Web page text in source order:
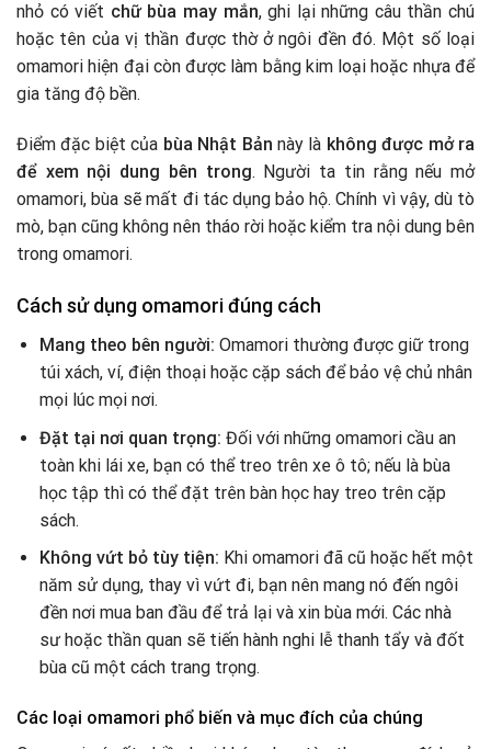
nhỏ có viết chữ bùa may mắn, ghi lại những câu thần chú
hoặc tên của vị thần được thờ ở ngôi đền đó. Một số loại
omamori hiện đại còn được làm bằng kim loại hoặc nhựa để
gia tăng độ bền.
Điểm đặc biệt của bùa Nhật Bản này là không được mở ra
để xem nội dung bên trong. Người ta tin rằng nếu mở
omamori, bùa sẽ mất đi tác dụng bảo hộ. Chính vì vậy, dù tò
mò, bạn cũng không nên tháo rời hoặc kiểm tra nội dung bên
trong omamori.
Cách sử dụng omamori đúng cách
Mang theo bên người: Omamori thường được giữ trong
túi xách, ví, điện thoại hoặc cặp sách để bảo vệ chủ nhân
mọi lúc mọi nơi.
Đặt tại nơi quan trọng: Đối với những omamori cầu an
toàn khi lái xe, bạn có thể treo trên xe ô tô; nếu là bùa
học tập thì có thể đặt trên bàn học hay treo trên cặp
sách.
Không vứt bỏ tùy tiện: Khi omamori đã cũ hoặc hết một
năm sử dụng, thay vì vứt đi, bạn nên mang nó đến ngôi
đền nơi mua ban đầu để trả lại và xin bùa mới. Các nhà
sư hoặc thần quan sẽ tiến hành nghi lễ thanh tẩy và đốt
bùa cũ một cách trang trọng.
Các loại omamori phổ biến và mục đích của chúng